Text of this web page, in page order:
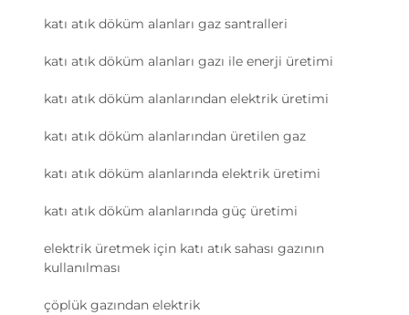
katı atık döküm alanları gaz santralleri
katı atık döküm alanları gazı ile enerji üretimi
katı atık döküm alanlarından elektrik üretimi
katı atık döküm alanlarından üretilen gaz
katı atık döküm alanlarında elektrik üretimi
katı atık döküm alanlarında güç üretimi
elektrik üretmek için katı atık sahası gazının
kullanılması
çöplük gazından elektrik